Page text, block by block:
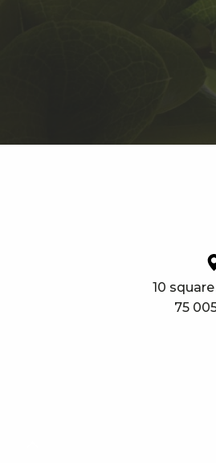
10
75